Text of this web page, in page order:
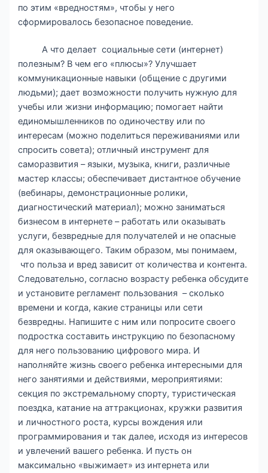
по этим «вредностям», чтобы у него
сформировалось безопасное поведение.
А что делает социальные сети (интернет)
полезным? В чем его «плюсы»? Улучшает
коммуникационные навыки (общение с другими
людьми); дает возможности получить нужную для
учебы или жизни информацию; помогает найти
единомышленников по одиночеству или по
интересам (можно поделиться переживаниями или
спросить совета); отличный инструмент для
саморазвития – языки, музыка, книги, различные
мастер классы; обеспечивает дистантное обучение
(вебинары, демонстрационные ролики,
диагностический материал); можно заниматься
бизнесом в интернете – работать или оказывать
услуги, безвредные для получателей и не опасные
для оказывающего. Таким образом, мы понимаем,
что польза и вред зависит от количества и контента.
Следовательно, согласно возрасту ребенка обсудите
и установите регламент пользования – сколько
времени и когда, какие страницы или сети
безвредны. Напишите с ним или попросите своего
подростка составить инструкцию по безопасному
для него пользованию цифрового мира. И
наполняйте жизнь своего ребенка интересными для
него занятиями и действиями, мероприятиями:
секция по экстремальному спорту, туристическая
поездка, катание на аттракционах, кружки развития
и личностного роста, курсы вождения или
программирования и так далее, исходя из интересов
и увлечений вашего ребенка. И пусть он
максимально «выжимает» из интернета или